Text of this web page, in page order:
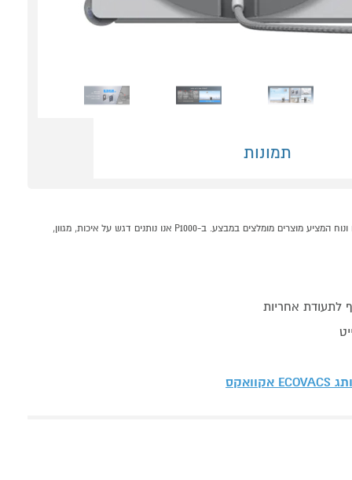
תמונות
מנקה חלונות עם תחנה ניידת ECOVACS WINBOT W3 OMNI קונים אונליין בקטגוריית שואב אבק רובוטי במחלקת מוצרי חשמל לבית בP1000 - אתר קניות ישראלי בטוח, משתלם ונוח המציע מוצרים מומלצים במבצע. ב-P1000 אנו נותנים דגש על איכות, מגוון,
לתעודת אחריות
ECOVACS אקוואקס